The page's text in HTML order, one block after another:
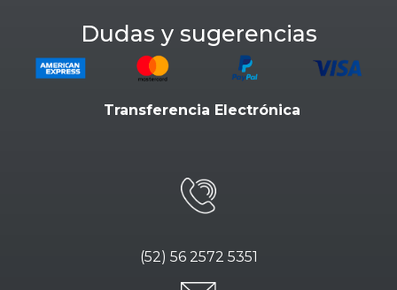
Dudas y sugerencias
Transferencia Electrónica
(52) 56 2572 5351